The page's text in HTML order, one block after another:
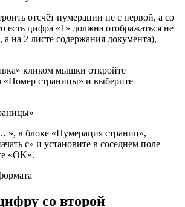
отсчёт нумерации не с первой, а со
есть цифра «1» должна отображаться не
а на 2 листе содержания документа),
кликом мышки откройте
страницы» и выберите
в блоке «Нумерация страниц»,
с» и установите в соседнем поле
«OK».
со второй